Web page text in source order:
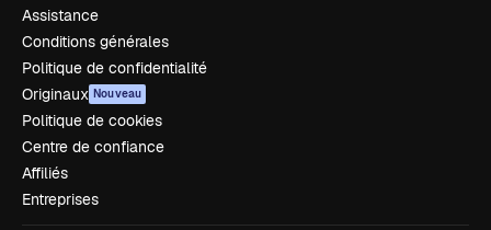
Assistance
Conditions générales
Politique de confidentialité
Originaux Nouveau
Politique de cookies
Centre de confiance
Affiliés
Entreprises